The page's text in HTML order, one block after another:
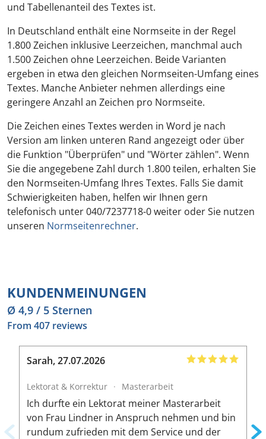
und Tabellenanteil des Textes ist.
In Deutschland enthält eine Normseite in der Regel
1.800 Zeichen inklusive Leerzeichen, manchmal auch
1.500 Zeichen ohne Leerzeichen. Beide Varianten
ergeben in etwa den gleichen Normseiten-Umfang eines
Textes. Manche Anbieter nehmen allerdings eine
geringere Anzahl an Zeichen pro Normseite.
Die Zeichen eines Textes werden in Word je nach
Version am linken unteren Rand angezeigt oder über
die Funktion "Überprüfen" und "Wörter zählen". Wenn
Sie die angegebene Zahl durch 1.800 teilen, erhalten Sie
den Normseiten-Umfang Ihres Textes. Falls Sie damit
Schwierigkeiten haben, helfen wir Ihnen gern
telefonisch unter 040/7237718-0 weiter oder Sie nutzen
unseren Normseitenrechner.
KUNDENMEINUNGEN
Ø 4,9 / 5 Sternen
From 407 reviews
Sarah,27.07.2026
Lektorat & Korrektur · Masterarbeit
Ich durfte ein Lektorat meiner Masterarbeit
von Frau Lindner in Anspruch nehmen und bin
rundum zufrieden mit dem Service und der